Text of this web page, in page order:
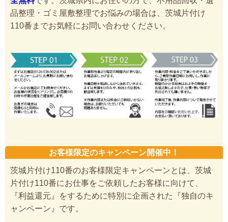
品整理・ゴミ屋敷整理でお悩みの場合は、茨城片付け
110番までお気軽にお問い合わせください。
お客様限定のキャンペーン開催中！
茨城片付け110番のお客様限定キャンペーンとは、茨城
片付け110番にお仕事をご依頼したお客様に向けて、
『利益還元』をするために特別に企画された『独自のキ
ャンペーン』です。